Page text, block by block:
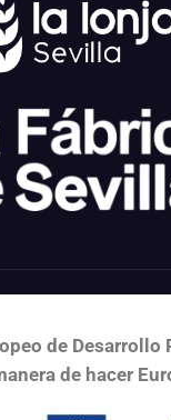
de Desarrollo
de hacer